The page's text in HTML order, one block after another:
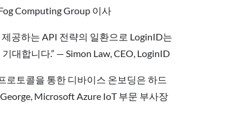
Computing Group 이사
공하는 API 전략의 일환으로 LoginID는
대합니다.” — Simon Law, CEO, LoginID
로토콜을 통한 디바이스 온보딩은 하드
Microsoft Azure IoT 부문 부사장